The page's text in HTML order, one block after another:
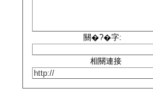
關�?�字:
相關連接